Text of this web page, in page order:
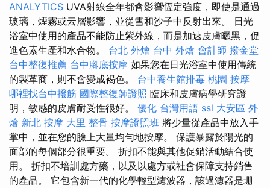
ANALYTICS UVA射線全年都會影響恆定強度，即使是通過
玻璃，煙霧或云層影響，並從雪和沙子中反射出來。 日光
浴室中使用的產品不能防止紫外線，而是加速皮膚曬黑，促
進色素生產和水合物。 台北 外燴 台中 外燴 會計師 撥金堂
台中整復推薦 台中腳底按摩 如果您在日光浴室中使用傳統
的製革商，則不會變成褐色。 台中養生館排毒 桃園 按摩
哪裡找台中撥筋 國際整復師證照 臨床和皮膚病學研究證
明，敏感的皮膚耐受性很好。 優化 台灣用語 ssl 大安區 外
燴 新北 按摩 大里 整骨 按摩證照班 將少量從產品中放入手
掌中，並在您的臉上大量均勻地按摩。 保護暴露於陽光的
面部的每個部分很重要。 折扣不能與其他促銷活動結合使
用。 折扣不培訓處方藥，以及以處方或社會保障支持銷售
的產品。 它包含新一代的化學輕型濾波器，該過濾器是珊